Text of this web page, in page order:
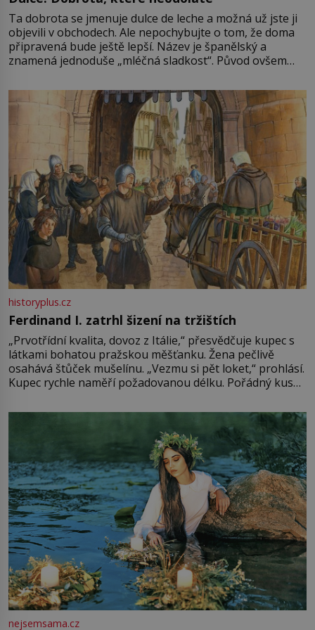
Ta dobrota se jmenuje dulce de leche a možná už jste ji
objevili v obchodech. Ale nepochybujte o tom, že doma
připravená bude ještě lepší. Název je španělský a
znamená jednoduše „mléčná sladkost“. Původ ovšem
pře hned několik latinskoamerických zemí a k tomu
Francie, kde se traduje,
historyplus.cz
Ferdinand I. zatrhl šizení na tržištích
„Prvotřídní kvalita, dovoz z Itálie,“ přesvědčuje kupec s
látkami bohatou pražskou měšťanku. Žena pečlivě
osahává štůček mušelínu. „Vezmu si pět loket,“ prohlásí.
Kupec rychle naměří požadovanou délku. Pořádný kus
milostpaní. Stačí jenom na sukni,“ zhodnotí švadlena
množství růžového mušelínu. „Ošidili vás, podívejte.“
Vezme do ruky dřevěnou
nejsemsama.cz